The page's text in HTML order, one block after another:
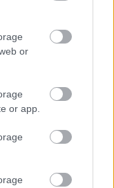
or
or app.
Orbán Viktor
kezében van az ország
A politikus kiakadt
hogy már